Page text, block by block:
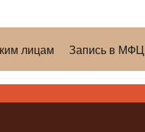
лицам Запись в МФЦ